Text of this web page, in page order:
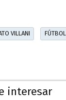
VILLANI
interesar